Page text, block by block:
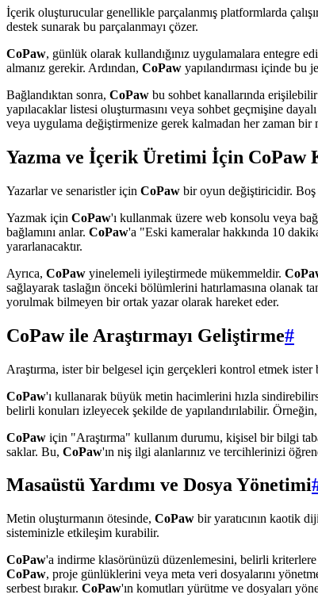
İçerik oluşturucular genellikle parçalanmış platformlarda
destek sunarak bu parçalanmayı çözer.
CoPaw, günlük olarak kullandığınız uygulamalara entegre
almanız gerekir. Ardından, CoPaw yapılandırması içinde bu
Bağlandıktan sonra, CoPaw bu sohbet kanallarında
yapılacaklar listesi oluşturmasını veya sohbet geçmişine
veya uygulama değiştirmenize gerek kalmadan her zaman bir
Yazma ve İçerik Üretimi İçin CoPaw
Yazarlar ve senaristler için CoPaw bir oyun değiştiricidir. Boş
Yazmak için CoPaw'ı kullanmak üzere web konsolu veya
bağlamını anlar. CoPaw'a "Eski kameralar hakkında 10
yararlanacaktır.
Ayrıca, CoPaw yinelemeli iyileştirmede mükemmeldir.
sağlayarak taslağın önceki bölümlerini hatırlamasına olanak
yorulmak bilmeyen bir ortak yazar olarak hareket eder.
CoPaw ile Araştırmayı Geliştirme#
Araştırma, ister bir belgesel için gerçekleri kontrol etmek
CoPaw'ı kullanarak büyük metin hacimlerini hızla
belirli konuları izleyecek şekilde de yapılandırılabilir. Örneğin,
CoPaw için "Araştırma" kullanım durumu, kişisel bir bilgi
saklar. Bu, CoPaw'ın niş ilgi alanlarınız ve tercihlerinizi
Masaüstü Yardımı ve Dosya Yönetimi
Metin oluşturmanın ötesinde, CoPaw bir yaratıcının kaotik
sisteminizle etkileşim kurabilir.
CoPaw'a indirme klasörünüzü düzenlemesini, belirli
CoPaw, proje günlüklerini veya meta veri dosyalarını
serbest bırakır. CoPaw'ın komutları yürütme ve dosyaları